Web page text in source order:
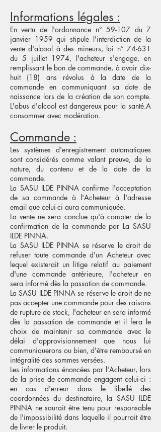
Informations légales :
En vertu de l'ordonnance n° 59-107 du 7
janvier 1959 qui stipule l'interdiction de la
vente d'alcool à des mineurs, loi n° 74-631
du 5 juillet 1974, l'acheteur s'engage, en
remplissant le bon de commande, à avoir dix-
huit (18) ans révolus à la date de la
commande en communiquant sa date de
naissance lors de la création de son compte.
L'abus d'alcool est dangereux pour la santé.A
consommer avec modération.
Commande :
Les systèmes d'enregistrement automatiques
sont considérés comme valant preuve, de la
nature, du contenu et de la date de la
commande.
La SASU ILDE PINNA confirme l'acceptation
de sa commande à l'Acheteur à l'adresse
email que celui-ci aura communiquée.
La vente ne sera conclue qu'à compter de la
confirmation de la commande par La SASU
ILDE PINNA.
La SASU ILDE PINNA se réserve le droit de
refuser toute commande d'un Acheteur avec
lequel existerait un litige relatif au paiement
d'une commande antérieure, l'acheteur en
sera informé dès la passation de commande.
La SASU ILDE PINNA se réserve le droit de ne
pas accepter une commande pour des raisons
de rupture de stock, l'acheteur en sera informé
dès la passation de commande et il fera le
choix de maintenir sa commande avec le
délai d'approvisionnement que nous lui
communiquerons ou bien, d'être remboursé en
intégralité des sommes versées.
Les informations énoncées par l'Acheteur, lors
de la prise de commande engagent celui-ci :
en cas d'erreur dans le libellé des
coordonnées du destinataire, la SASU ILDE
PINNA ne saurait être tenu pour responsable
de l'impossibilité dans laquelle il pourrait être
de livrer le produit.